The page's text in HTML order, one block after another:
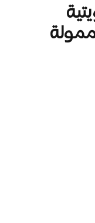
2026/2027 | ممولة